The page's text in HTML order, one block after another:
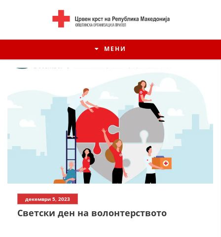
МЕНИ
ИСТОРИЈАТ НА ЦКРСМ
ИСТОРИЈАТ НА ДВИЖЕЊЕТО
декември 5, 2023
Светски ден на волонтерството